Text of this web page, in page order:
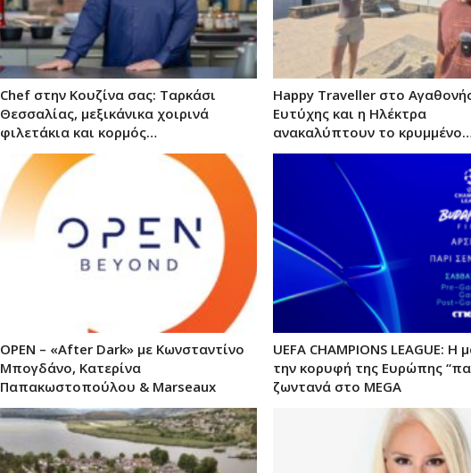
Chef στην Κουζίνα σας: Ταρκάσι
Θεσσαλίας, μεξικάνικα χοιρινά
φιλετάκια και κορμός…
Happy Traveller στο
Ευτύχης και η Ηλέκτρα
ανακαλύπτουν το
OPEN – «After Dark» με Κωνσταντίνο
Μπογδάνο, Κατερίνα
Παπακωστοπούλου & Marseaux
UEFA CHAMPIONS LEAGUE: Η
την κορυφή της Ευρώπης
ζωντανά στο MEGA